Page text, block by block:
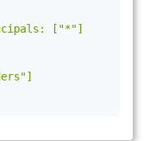
["*"]